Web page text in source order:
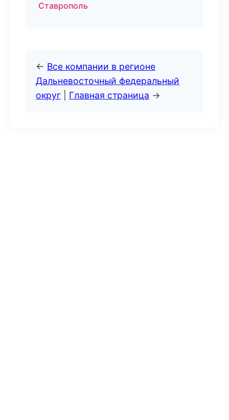
Ставрополь
← Все компании в регионе
Дальневосточный федеральный
округ
Главная страница →